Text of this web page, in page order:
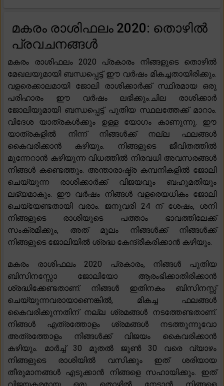
മകരം രാശിഫലം 2020: തൊഴിൽ
പ്രവചനങ്ങൾ
മകരം രാശിഫലം 2020 പ്രകാരം നിങ്ങളുടെ തൊഴിൽ
മേഖലയുമായി ബന്ധപ്പെട്ട് ഈ വർഷം മികച്ചതായിരിക്കും.
വളരെക്കാലമായി ജോലി രാശിക്കാർക്ക് സ്ഥിരമായ ഒരു
പരിഹാരം ഈ വർഷം ലഭിക്കും.ചില രാശിക്കാർ
ജോലിയുമായി ബന്ധപ്പെട്ട് പുതിയ സ്ഥലത്തേക്ക് മാറാം.
വിദേശ യാത്രകൾക്കും ഉള്ള യോഗം കാണുന്നു. ഈ
യാത്രകളിൽ നിന്ന് നിങ്ങൾക്ക് നല്ല ഫലങ്ങൾ
കൈവരിക്കാൻ കഴിയും. നിങ്ങളുടെ ജീവിതത്തിൽ
മുന്നേറാൻ കഴിയുന്ന വിധത്തിൽ നിരവധി അവസരങ്ങൾ
നിങ്ങൾ കണ്ടെത്തും. അന്താരാഷ്ട്ര കമ്പനികളിൽ ജോലി
ചെയ്യുന്ന രാശിക്കാർക്ക് വിജയവും ബഹുമതിയും
ലഭ്യമാകും. ഈ വർഷം നിങ്ങൾ വളരെയധികം ജോലി
ചെയ്യേണ്ടതായി വരാം. ജനുവരി 24 ന് ശേഷം, ശനി
നിങ്ങളുടെ രാശിയുടെ പത്താം ഭാവത്തിലേക്ക്
സംക്രമിക്കും, അത് മൂലം നിങ്ങൾക്ക് നിങ്ങൾക്ക്
നിങ്ങളുടെ ജോലിയിൽ ശ്രദ്ധ കേന്ദ്രീകരിക്കാൻ കഴിയും.
മകരം രാശിഫലം 2020 പ്രകാരം, നിങ്ങൾ പുതിയ
ബിസിനസ്സോ ജോലിയോ ആരംഭിക്കാതിരിക്കാൻ
ശ്രദ്ധിക്കേണ്ടതാണ്. നിങ്ങൾ ഇതിനകം ബിസിനസ്സ്
ചെയ്യുന്നവരായാണെങ്കിൽ, മികച്ച ഫലങ്ങൾ
കൈവരിക്കുന്നതിന് നല്ല ശ്രമങ്ങൾ നടത്തേണ്ടതാണ്.
നിങ്ങൾ എത്രത്തോളം ശ്രമങ്ങൾ നടത്തുന്നുവോ
അത്രത്തോളം നിങ്ങൾക്ക് വിജയം കൈവരിക്കാൻ
കഴിയും. മാർച്ച് 30 മുതൽ ജൂൺ 30 വരെ വ്യാഴം
നിങ്ങളുടെ രാശിയിൽ വസിക്കും ഇത് ശരിയായ
തീരുമാനങ്ങൾ എടുക്കാൻ നിങ്ങളെ സഹായിക്കും. ഇത്